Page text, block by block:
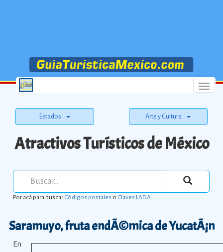
Menu
Estados Arte y Cultura
Atractivos Turísticos de México
Por acá para buscarCódigos postales o Claves LADA.
Saramuyo, fruta endÃ©mica de YucatÃ¡n
En